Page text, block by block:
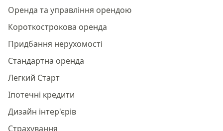
Оренда та управління орендою
Короткострокова оренда
Придбання нерухомості
Стандартна оренда
Легкий Старт
Іпотечні кредити
Дизайн інтер'єрів
Страхування